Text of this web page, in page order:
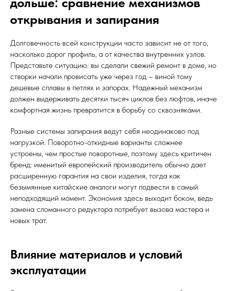
открывания и запирания
Долговечность всей конструкции часто зависит не от того,
насколько дорог профиль, а от качества внутренних узлов.
Представьте ситуацию: вы сделали свежий ремонт в доме, но
створки начали провисать уже через год – виной тому
дешевые сплавы в петлях и запорах. Надежный механизм
должен выдерживать десятки тысяч циклов без люфтов, иначе
комфортная жизнь превратится в борьбу со сквозняками.
Разные системы запирания ведут себя неодинаково под
нагрузкой. Поворотно-откидные варианты сложнее
устроены, чем простые поворотные, поэтому здесь критичен
бренд: именитый европейский производитель обычно дает
расширенную гарантия на свои изделия, тогда как
безымянные китайские аналоги могут подвести в самый
неподходящий момент. Экономия здесь выходит боком, ведь
замена сломанного редуктора потребует вызова мастера и
новых трат.
Влияние материалов и условий
эксплуатации